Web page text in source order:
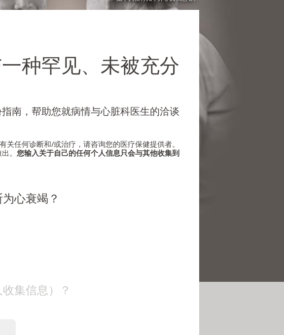
种罕见、未被充分
南，帮助您就病情与心脏科医生的洽谈
任何诊断和/或治疗，请咨询您的医疗保健提供者。
。 您输入关于自己的任何个人信息只会与其他收集到
心衰竭？
集信息）？